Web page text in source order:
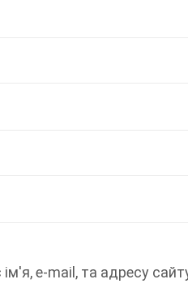
e-mail, та адресу